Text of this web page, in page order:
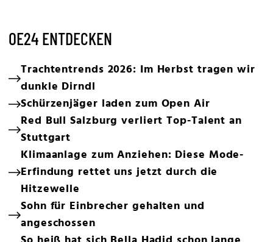
OE24 ENTDECKEN
Trachtentrends 2026: Im Herbst tragen wir
dunkle Dirndl
Schürzenjäger laden zum Open Air
Red Bull Salzburg verliert Top-Talent an
Stuttgart
Klimaanlage zum Anziehen: Diese Mode-
Erfindung rettet uns jetzt durch die
Hitzewelle
Sohn für Einbrecher gehalten und
angeschossen